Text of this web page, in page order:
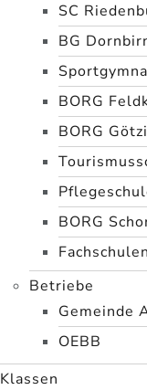
SC
BG
BORG
BORG
BORG
Betriebe
Gemeinde
OEBB
Klassen